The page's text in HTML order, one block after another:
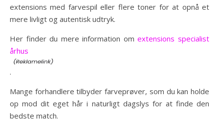
extensions med farvespil eller flere toner for at opnå et
mere livligt og autentisk udtryk.
Her finder du mere information omextensions specialist
århus
.
Mange forhandlere tilbyder farveprøver, som du kan holde
op mod dit eget hår i naturligt dagslys for at finde den
bedste match.